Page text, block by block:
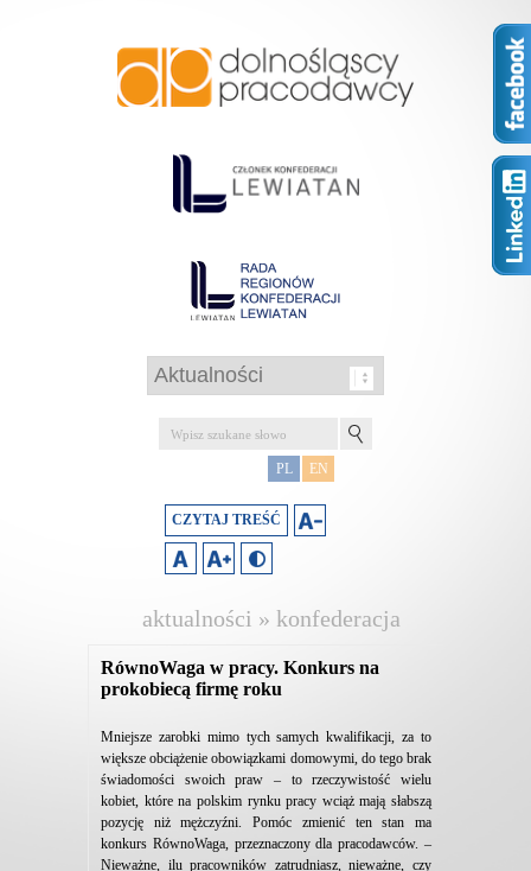
PL EN
CZYTAJ TREŚĆ
aktualności » konfederacja
RównoWaga w pracy. Konkurs na
prokobiecą firmę roku
Mniejsze zarobki mimo tych samych kwalifikacji, za to
większe obciążenie obowiązkami domowymi, do tego brak
świadomości swoich praw – to rzeczywistość wielu
kobiet, które na polskim rynku pracy wciąż mają słabszą
pozycję niż mężczyźni. Pomóc zmienić ten stan ma
konkurs RównoWaga, przeznaczony dla pracodawców. –
Nieważne, ilu pracowników zatrudniasz, nieważne, czy